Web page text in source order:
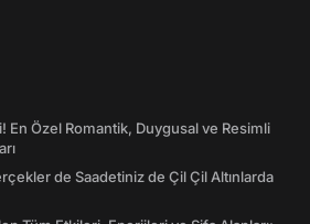
En Özel Romantik, Duygusal ve Resimli
de Saadetiniz de Çil Çil Altınlarda